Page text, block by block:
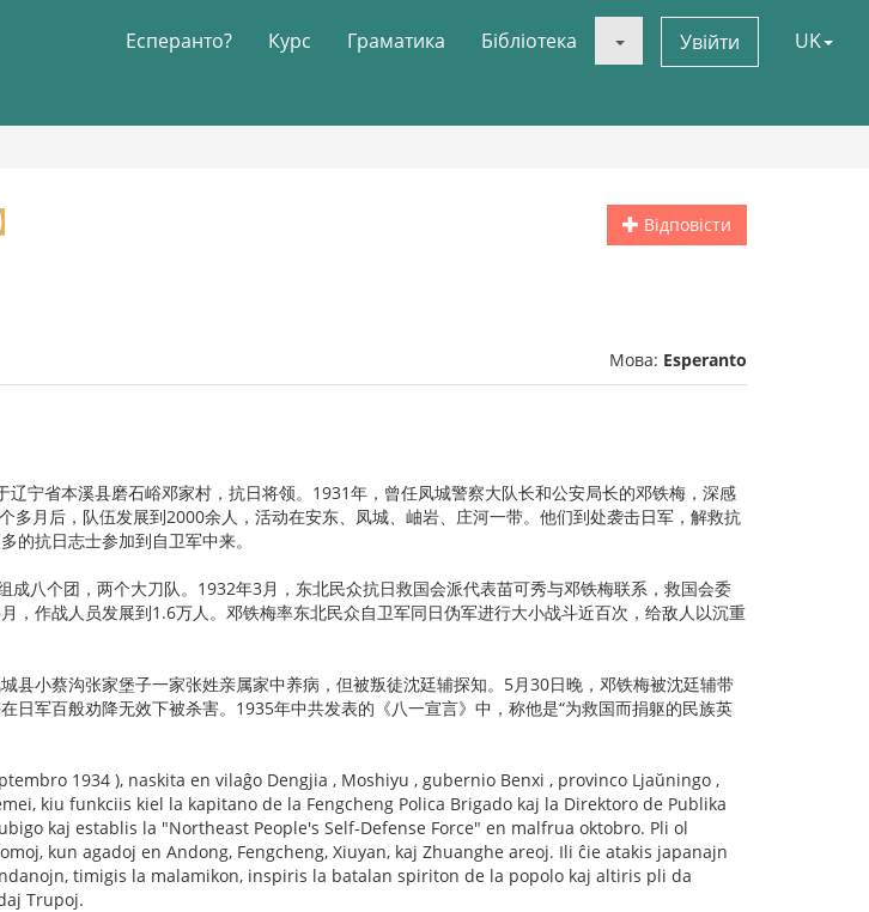
Есперанто? Курс Граматика Бібліотека Увійти UK
Відповісти
Мова: Esperanto
宁省本溪县磨石峪邓家村，抗日将领。1931年，曾任凤城警察大队长和公安局长的邓铁梅，深感
多月后，队伍发展到2000余人，活动在安东、凤城、岫岩、庄河一带。他们到处袭击日军，解救抗
的抗日志士参加到自卫军中来。
八个团，两个大刀队。1932年3月，东北民众抗日救国会派代表苗可秀与邓铁梅联系，救国会委
，作战人员发展到1.6万人。邓铁梅率东北民众自卫军同日伪军进行大小战斗近百次，给敌人以沉重
县小蔡沟张家堡子一家张姓亲属家中养病，但被叛徒沈廷辅探知。5月30日晚，邓铁梅被沈廷辅带
日军百般劝降无效下被杀害。1935年中共发表的《八一宣言》中，称他是“为救国而捐躯的民族英
1934 ), naskita en vilaĝo Dengjia , Moshiyu , gubernio Benxi , provinco Ljaŭningo ,
kiu funkciis kiel la kapitano de la Fengcheng Polica Brigado kaj la Direktoro de Publika
kaj establis la "Northeast People's Self-Defense Force" en malfrua oktobro. Pli ol
kun agadoj en Andong, Fengcheng, Xiuyan, kaj Zhuanghe areoj. Ili ĉie atakis japanajn
timigis la malamikon, inspiris la batalan spiriton de la popolo kaj altiris pli da
Trupoj.